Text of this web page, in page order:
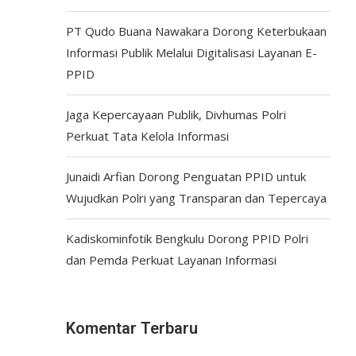
PT Qudo Buana Nawakara Dorong Keterbukaan
Informasi Publik Melalui Digitalisasi Layanan E-
PPID
Jaga Kepercayaan Publik, Divhumas Polri
Perkuat Tata Kelola Informasi
Junaidi Arfian Dorong Penguatan PPID untuk
Wujudkan Polri yang Transparan dan Tepercaya
Kadiskominfotik Bengkulu Dorong PPID Polri
dan Pemda Perkuat Layanan Informasi
Komentar Terbaru